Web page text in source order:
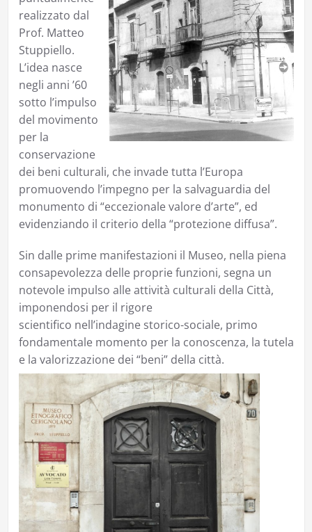
realizzato dal
Prof. Matteo
Stuppiello.
L’idea nasce
negli anni ’60
sotto l’impulso
del movimento
per la
conservazione
dei beni culturali, che invade tutta l’Europa
promuovendo l’impegno per la salvaguardia del
monumento di “eccezionale valore d’arte”, ed
evidenziando il criterio della “protezione diffusa”.
Sin dalle prime manifestazioni il Museo, nella piena
consapevolezza delle proprie funzioni, segna un
notevole impulso alle attività culturali della Città,
imponendosi per il rigore
scientifico nell’indagine storico-sociale, primo
fondamentale momento per la conoscenza, la tutela
e la valorizzazione dei “beni” della città.